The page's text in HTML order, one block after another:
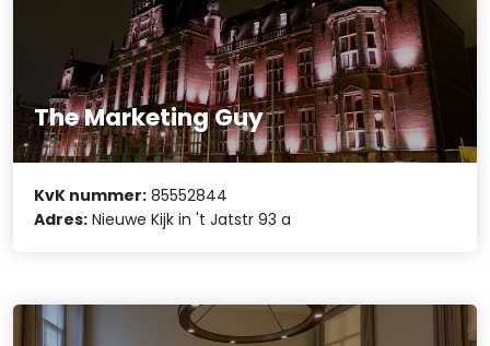
The Marketing Guy
KvK nummer: 85552844
Adres: Nieuwe Kijk in 't Jatstr 93 a